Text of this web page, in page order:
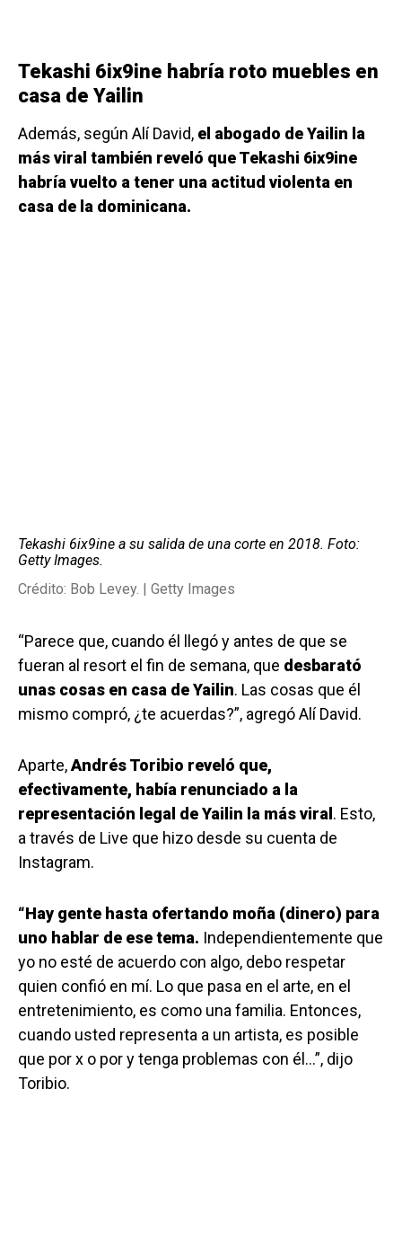
Tekashi 6ix9ine habría roto muebles en
casa de Yailin
Además, según Alí David, el abogado de Yailin la
más viral también reveló que Tekashi 6ix9ine
habría vuelto a tener una actitud violenta en
casa de la dominicana.
Tekashi 6ix9ine a su salida de una corte en 2018. Foto:
Getty Images.
Crédito: Bob Levey. | Getty Images
“Parece que, cuando él llegó y antes de que se
fueran al resort el fin de semana, que desbarató
unas cosas en casa de Yailin. Las cosas que él
mismo compró, ¿te acuerdas?”, agregó Alí David.
Aparte,Andrés Toribio reveló que,
efectivamente, había renunciado a la
representación legal de Yailin la más viral. Esto,
a través de Live que hizo desde su cuenta de
Instagram.
“Hay gente hasta ofertando moña (dinero) para
uno hablar de ese tema. Independientemente que
yo no esté de acuerdo con algo, debo respetar
quien confió en mí. Lo que pasa en el arte, en el
entretenimiento, es como una familia. Entonces,
cuando usted representa a un artista, es posible
que por x o por y tenga problemas con él…”, dijo
Toribio.